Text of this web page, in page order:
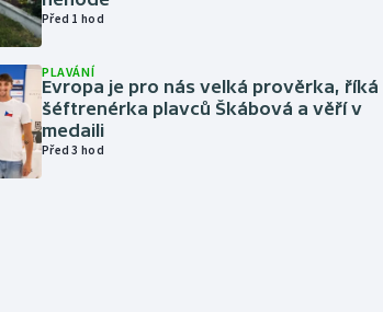
Před 1 hod
PLAVÁNÍ
Evropa je pro nás velká prověrka, říká
šéftrenérka plavců Škábová a věří v
medaili
Před 3 hod